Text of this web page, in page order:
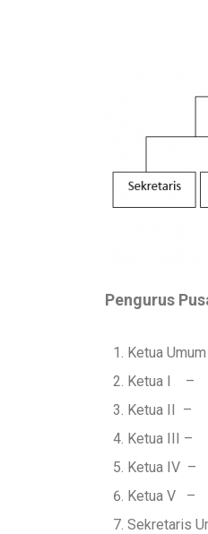
Pengurus
Ketua Umum
Ketua I –
Ketua II –
Ketua III –
Ketua IV –
Ketua V –
Sekretaris